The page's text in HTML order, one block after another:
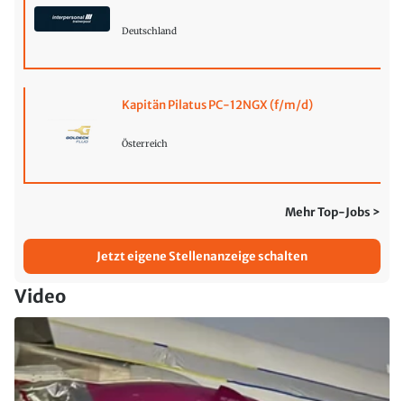
Deutschland
Kapitän Pilatus PC-12NGX (f/m/d)
Österreich
Mehr Top-Jobs >
Jetzt eigene Stellenanzeige schalten
Video